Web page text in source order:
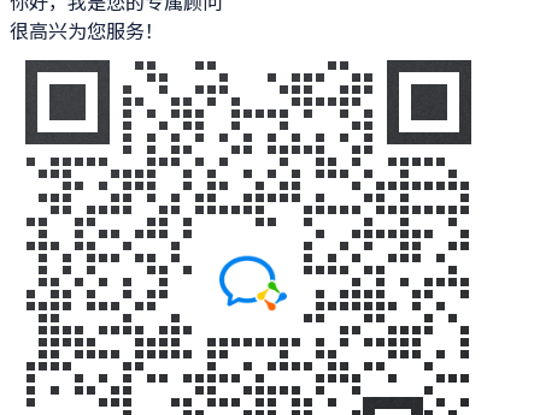
很高兴为您服务！